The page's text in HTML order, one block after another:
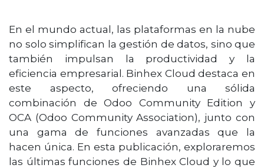
En el mundo actual, las plataformas en la nube
no solo simplifican la gestión de datos, sino que
también impulsan la productividad y la
eficiencia empresarial. Binhex Cloud destaca en
este aspecto, ofreciendo una sólida
combinación de Odoo Community Edition y
OCA (Odoo Community Association), junto con
una gama de funciones avanzadas que la
hacen única. En esta publicación, exploraremos
las últimas funciones de Binhex Cloud y lo que